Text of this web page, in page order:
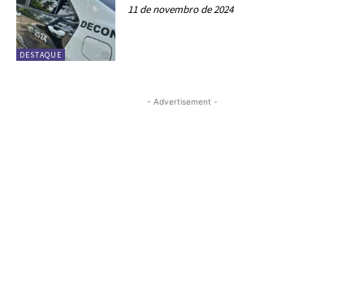
DESTAQUE
11 de novembro de 2024
- Advertisement -